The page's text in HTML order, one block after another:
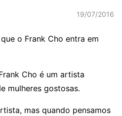
19/07/2016
o Frank Cho entra em
Cho é um artista
mulheres gostosas.
mas quando pensamos